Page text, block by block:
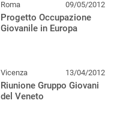
Roma 09/05/2012
Progetto Occupazione
Giovanile in Europa
Vicenza 13/04/2012
Riunione Gruppo Giovani
del Veneto